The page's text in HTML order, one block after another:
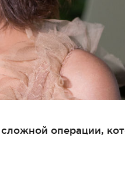
операции,